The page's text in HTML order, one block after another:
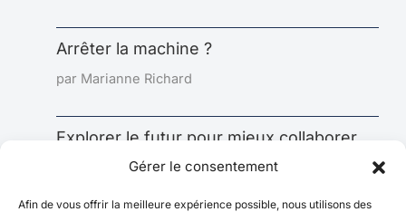
Gérer le consentement
Afin de vous offrir la meilleure expérience possible, nous utilisons des
Arrêter la machine ?
par Marianne Richard
Explorer le futur pour mieux collaborer
aujourd’hui : l’impact sous-estimé de la